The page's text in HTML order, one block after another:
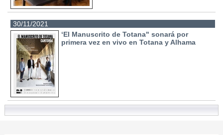
30/11/2021
‘El Manuscrito de Totana" sonará por
primera vez en vivo en Totana y Alhama